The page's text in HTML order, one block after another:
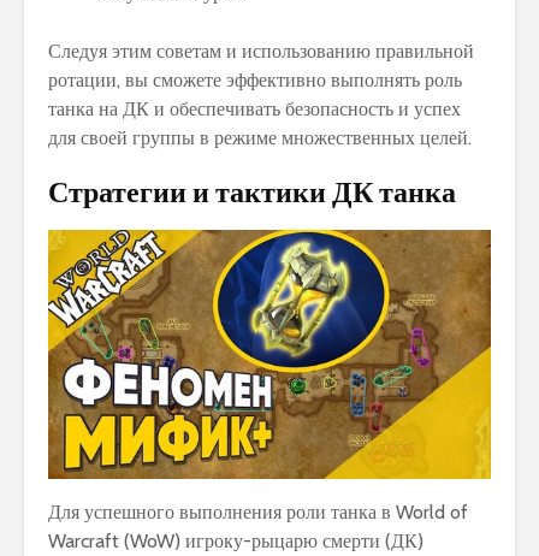
Следуя этим советам и использованию правильной
ротации, вы сможете эффективно выполнять роль
танка на ДК и обеспечивать безопасность и успех
для своей группы в режиме множественных целей.
Стратегии и тактики ДК танка
Для успешного выполнения роли танка в World of
Warcraft (WoW) игроку-рыцарю смерти (ДК)